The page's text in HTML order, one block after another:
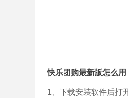
快乐团购最新版怎么用
1、下载安装软件后打